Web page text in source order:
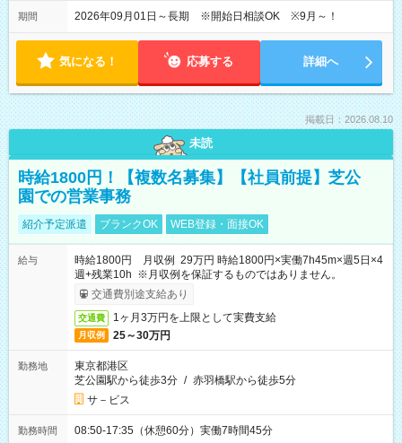
期間 2026年09月01日～長期 ※開始日相談OK ※9月～！
気になる！ 応募する 詳細へ
掲載日：2026.08.10
未読
時給1800円！【複数名募集】【社員前提】芝公
園での営業事務
紹介予定派遣 ブランクOK WEB登録・面接OK
給与
時給1800円 月収例 29万円 時給1800円×実働7h45m×週5日×4
週+残業10h ※月収例を保証するものではありません。
交通費別途支給あり
交通費 1ヶ月3万円を上限として実費支給
月収例 25～30万円
勤務地
東京都港区
芝公園駅から徒歩3分 / 赤羽橋駅から徒歩5分
サ－ビス
勤務時間 08:50-17:35（休憩60分）実働7時間45分